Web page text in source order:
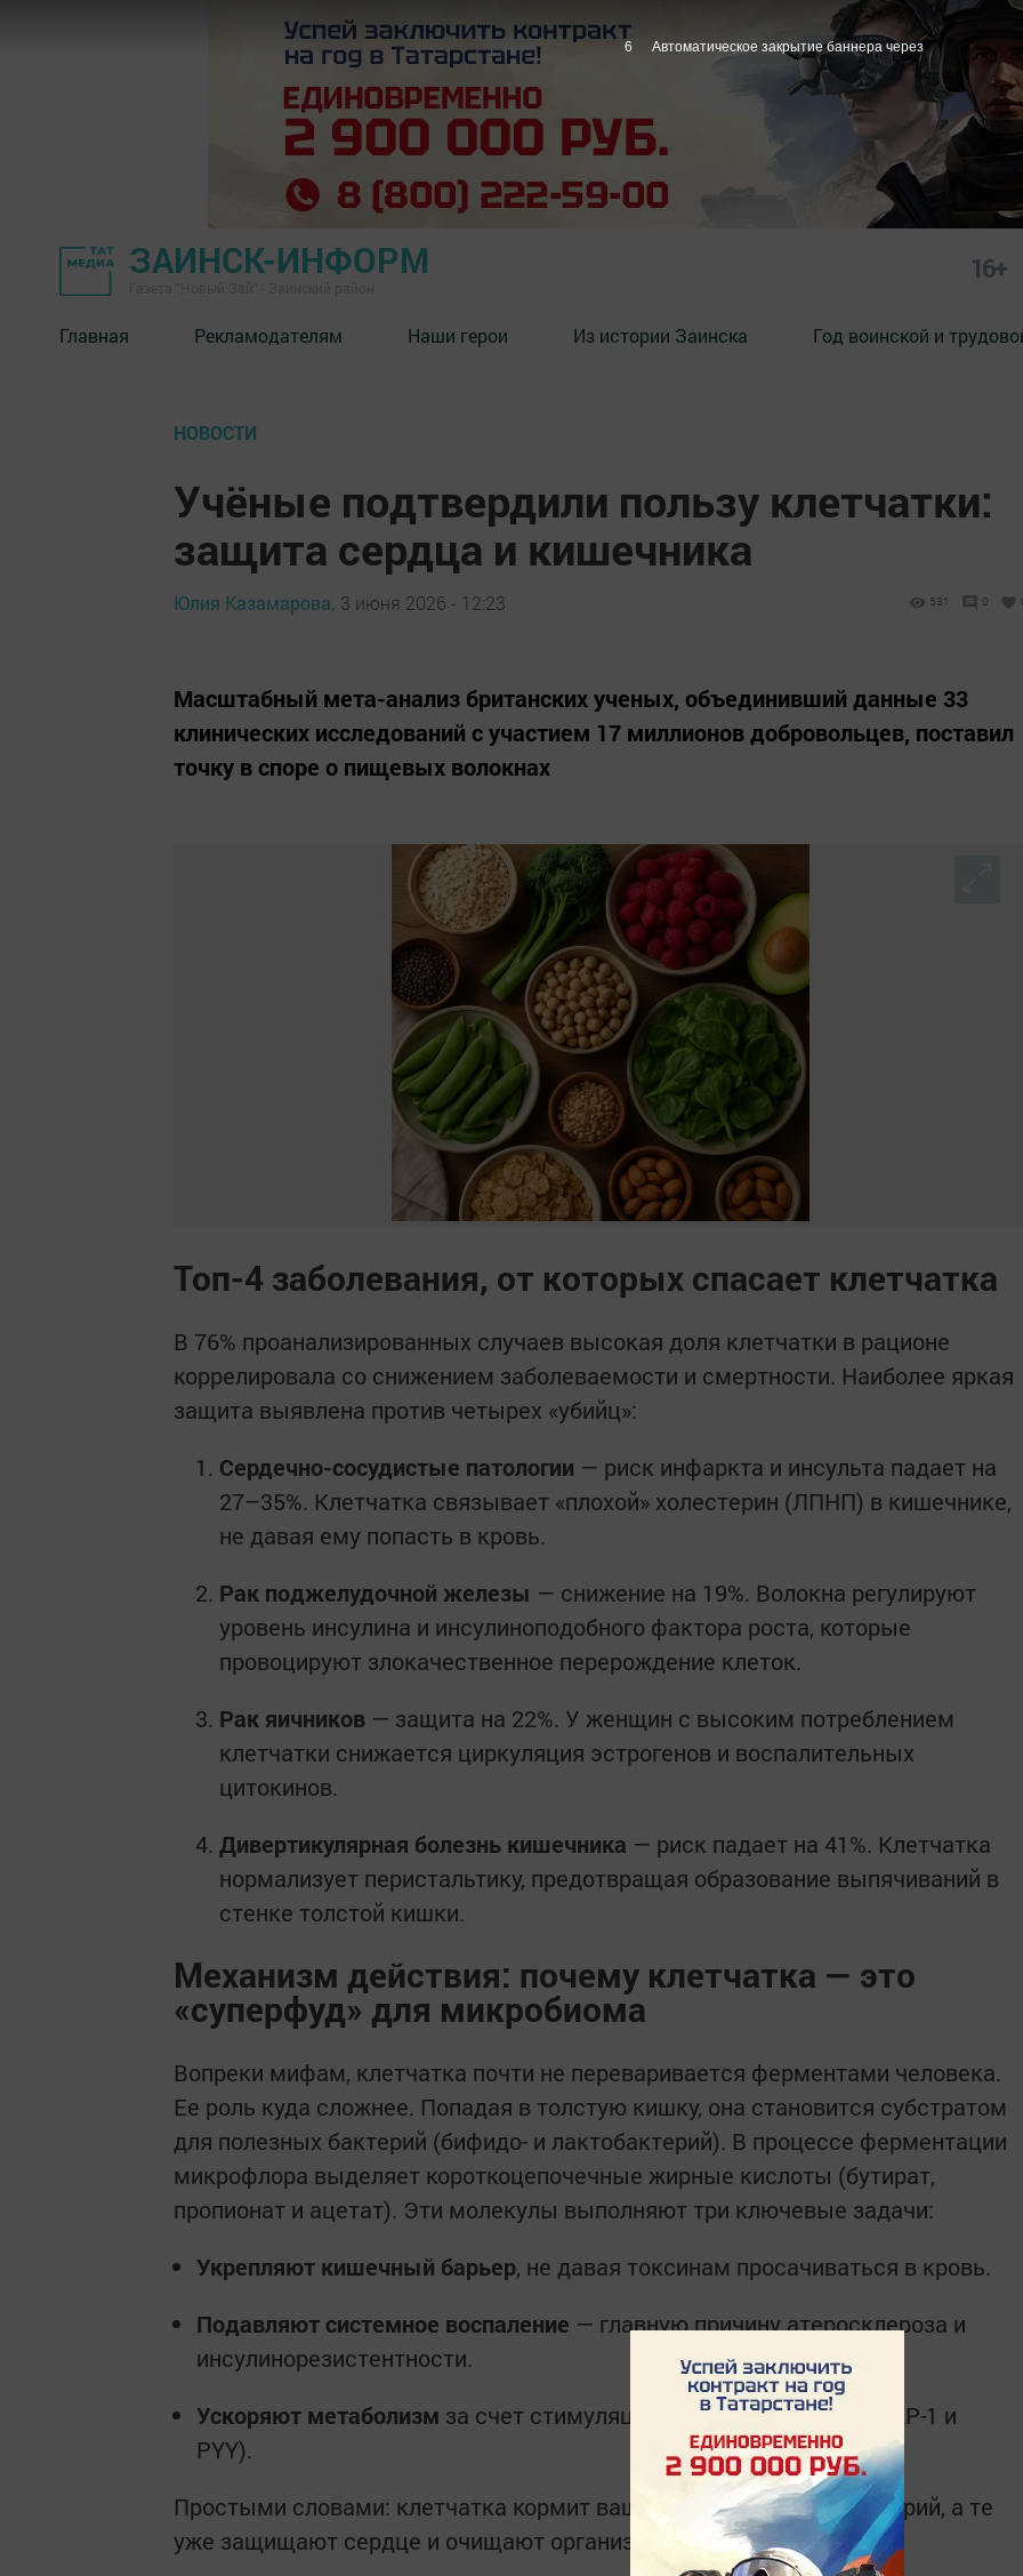
ЗАИНСК-ИНФОРМ 16+
Главная Рекламодателям Наши герои Из истории Заинска Год воинской и
НОВОСТИ
Учёные подтвердили пользу клетчатки:
защита сердца и кишечника
Юлия Казамарова, 3 июня 2026 - 12:23 531 0
Масштабный мета-анализ британских ученых, объединивший данные 33
клинических исследований с участием 17 миллионов добровольцев, поставил
точку в споре о пищевых волокнах
Топ-4 заболевания, от которых спасает клетчатка
В 76% проанализированных случаев высокая доля клетчатки в рационе
коррелировала со снижением заболеваемости и смертности. Наиболее яркая
защита выявлена против четырех «убийц»:
Сердечно-сосудистые патологии — риск инфаркта и инсульта падает на
27–35%. Клетчатка связывает «плохой» холестерин (ЛПНП) в кишечнике,
не давая ему попасть в кровь.
Рак поджелудочной железы — снижение на 19%. Волокна регулируют
уровень инсулина и инсулиноподобного фактора роста, которые
провоцируют злокачественное перерождение клеток.
Рак яичников — защита на 22%. У женщин с высоким потреблением
клетчатки снижается циркуляция эстрогенов и воспалительных
цитокинов.
Дивертикулярная болезнь кишечника — риск падает на 41%. Клетчатка
нормализует перистальтику, предотвращая образование выпячиваний в
стенке толстой кишки.
Механизм действия: почему клетчатка — это
«суперфуд» для микробиома
Вопреки мифам, клетчатка почти не переваривается ферментами человека.
Ее роль куда сложнее. Попадая в толстую кишку, она становится субстратом
для полезных бактерий (бифидо- и лактобактерий). В процессе ферментации
микрофлора выделяет короткоцепочечные жирные кислоты (бутират,
пропионат и ацетат). Эти молекулы выполняют три ключевые задачи:
Укрепляют кишечный барьер, не давая токсинам просачиваться в кровь.
Подавляют системное воспаление — главную причину атеросклероза и
инсулинорезистентности.
Ускоряют метаболизм за счет стимуляции гормонов сытости (GLP-1 и
PYY).
Простыми словами: клетчатка кормит вашу «личную армию» бактерий, а те
уже защищают сердце и очищают организм изнутри.
5 Автоматическое закрытие баннера через